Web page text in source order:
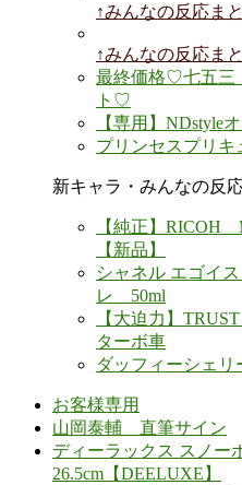
↑みんなの反応ま
↑みんなの反応ま
最終価格♡七五
ト♡
【専用】NDstyle
プリンセスプリキ
新キャラ・みんなの反
【純正】RICOH
【新品】
シャネル エゴイ
レ 50ml
【大迫力】
ターボ車
ダッフィーシェ
お客様専用
山岡泰輔 直筆サイン
ディーラックス スノー
26.5cm【DEELUXE】